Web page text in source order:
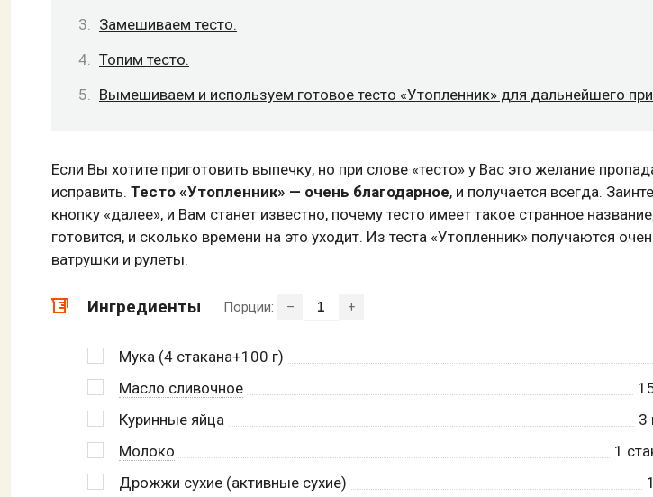
Замешиваем тесто.
Топим тесто.
Вымешиваем и используем готовое тесто «Утопленник» для дальнейшего
Если Вы хотите приготовить выпечку, но при слове «тесто» у Вас это желание
исправить. Тесто «Утопленник» — очень благодарное, и получается всегда.
кнопку «далее», и Вам станет известно, почему тесто имеет такое странное
готовится, и сколько времени на это уходит. Из теста «Утопленник» получаются
ватрушки и рулеты.
Ингредиенты Порции: – +
Мука (4 стакана+100 г)
Масло сливочное
Куринные яйца
3
Молоко
1
Дрожжи сухие (активные сухие)